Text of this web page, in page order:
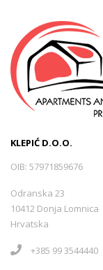
KLEPIĆ D.O.O.
OIB: 57971859676
Odranska 23
10412 Donja Lomnica
Hrvatska
+385 99 3544440